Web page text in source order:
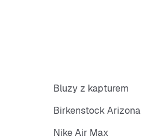
Bluzy z kapturem
Birkenstock Arizona
Nike Air Max